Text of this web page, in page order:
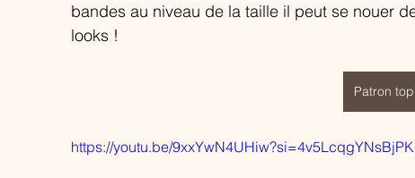
bandes au niveau de la taille il peut se nouer
looks !
Patron
https://youtu.be/